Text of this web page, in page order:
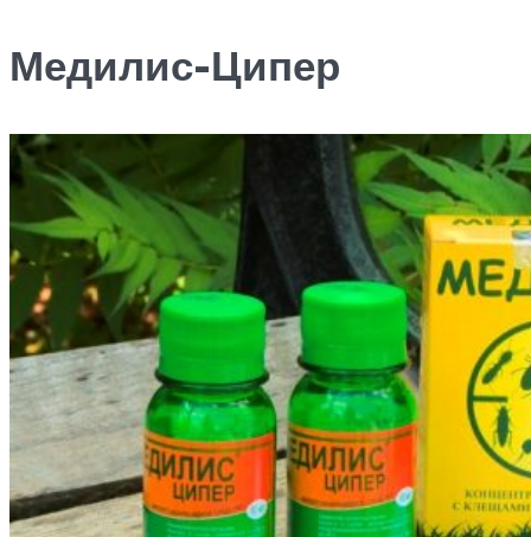
Медилис-Ципер